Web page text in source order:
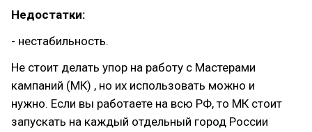
Недостатки:
- нестабильность.
Не стоит делать упор на работу с Мастерами
кампаний (МК) , но их использовать можно и
нужно. Если вы работаете на всю РФ, то МК стоит
запускать на каждый отдельный город России